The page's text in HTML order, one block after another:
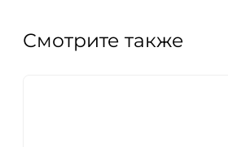
Смотрите также